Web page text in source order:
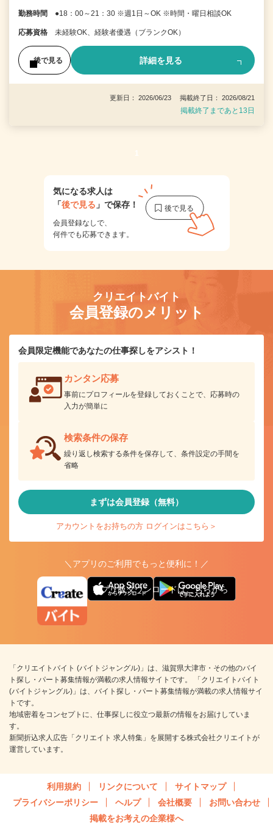
勤務時間 ●18：00～21：30 ※週1日～OK ※時間・曜日相談OK
応募資格 未経験OK、経験者優遇（ブランクOK）
後で見る 詳細を見る
更新日： 2026/06/23 掲載終了日： 2026/08/21
掲載終了まであと13日
1
気になる求人は
「後で見る 」で保存！
会員登録なしで、
何件でも応募できます。
クリエイトバイト
会員登録のメリット
会員限定機能であなたの仕事探しをアシスト！
カンタン応募
事前にプロフィールを登録しておくことで、応募時の
入力が簡単に
検索条件の保存
繰り返し検索する条件を保存して、条件設定の手間を
省略
まずは会員登録（無料）
アカウントをお持ちの方 ログインはこちら＞
＼アプリのご利用でもっと便利に！／
アプリ版ダウンロードはこちらから
「クリエイトバイト (バイトジャングル)」は、滋賀県大津市・その他のバイ
ト探し・パート募集情報が満載の求人情報サイトです。 「クリエイトバイト
(バイトジャングル)」は、バイト探し・パート募集情報が満載の求人情報サイ
トです。
地域密着をコンセプトに、仕事探しに役立つ最新の情報をお届けしていま
す。
新聞折込求人広告「クリエイト 求人特集」を展開する株式会社クリエイトが
運営しています。
利用規約 リンクについて
サイトマップ
プライバシーポリシー
ヘルプ 会社概要
お問い合わせ
掲載をお考えの企業様へ